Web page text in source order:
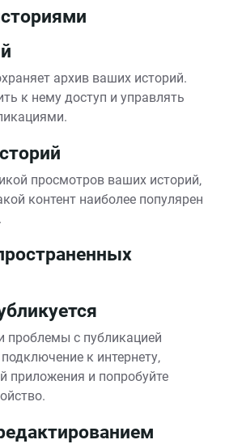
архив ваших историй.
к нему доступ и управлять
просмотров ваших историй‚
контент наиболее популярен
проблемы с публикацией
к интернету‚
приложения и попробуйте